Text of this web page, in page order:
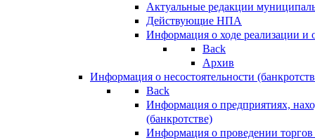
Актуальные редакции
Действующие НПА
Информация о ходе реализации
Back
Архив
Информация о несостоятельности
Back
Информация о предприятиях,
(банкротстве)
Информация о проведении